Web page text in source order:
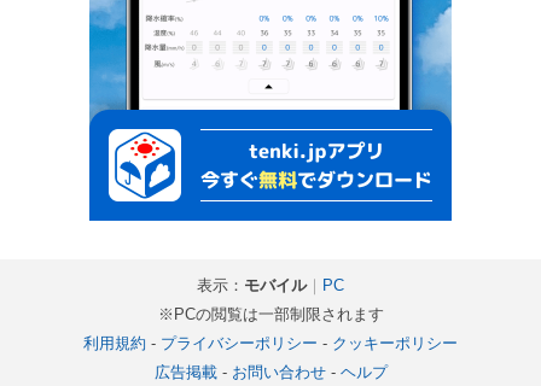
表示： モバイル｜ PC
※PCの閲覧は一部制限されます
利用規約 - プライバシーポリシー - クッキーポリシー
広告掲載- お問い合わせ- ヘルプ